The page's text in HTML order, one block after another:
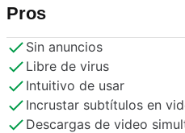
Pros
Sin anuncios
Libre de virus
Intuitivo de usar
Incrustar subtítulos en
Descargas de video